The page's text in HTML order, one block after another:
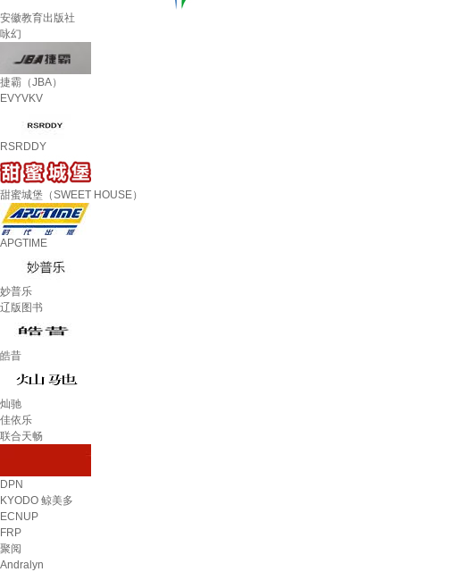
安徽教育出版社
咏幻
捷霸（JBA）
EVYVKV
RSRDDY
甜蜜城堡（SWEET HOUSE）
APGTIME
妙普乐
辽版图书
皓昔
灿驰
佳依乐
联合天畅
DPN
KYODO 鲸美多
ECNUP
FRP
聚阅
Andralyn